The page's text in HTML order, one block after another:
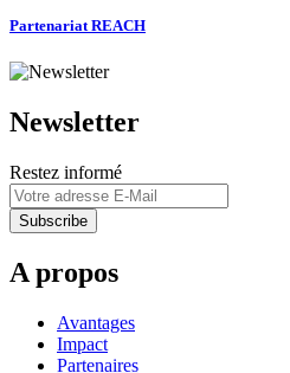
Partenariat REACH
Newsletter
Restez informé
A propos
Avantages
Impact
Partenaires